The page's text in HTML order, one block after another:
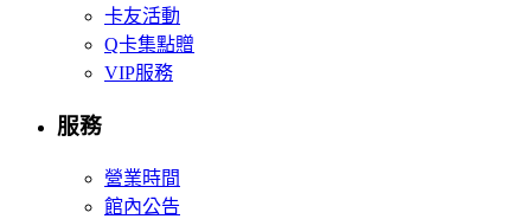
卡友活動
Q卡集點贈
VIP服務
服務
營業時間
館內公告